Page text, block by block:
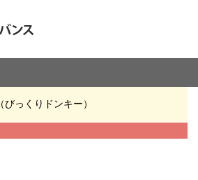
っくりドンキー）